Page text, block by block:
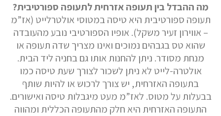
מה ההבדל בין תעופה אזרחית לתעופה ספורטיבית?
תעופה ספורטיבית היא טיסה במטוסי אולטרלייט (אז”מ
– אווירון זעיר משקל). אופיו הספורטיבי נובע מהעובדה
שהוא טס בגבהים נמוכים ואינו מצריך שדה תעופה או
מנחת מסודר. ניתן להחנות אותו גם בחניה ליד הבית.
אולטרה-לייט לא ניתן לשכור לצורך שעת טיסה כמו
בתעופה האזרחית, יש צורך לרכוש או להיות שותף
בבעלות על מטוס. לאז”מ מעט מיגבלות טיסה ואישורים.
התעופה האזרחית היא חלק מהתעופה הכללית ומהווה
ולעזור לכם להגשים את החלומות שלכם בעולם התעופה.
השאירו לנו פרטים ונחזור אליכם.
שם פרטי